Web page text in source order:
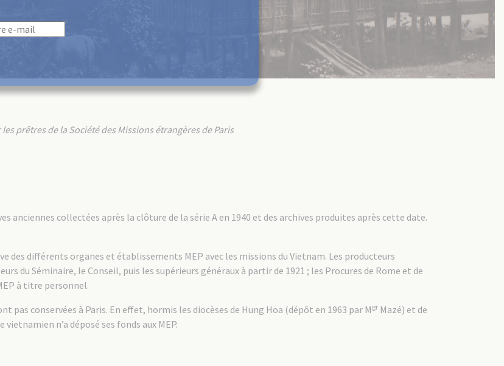
prêtres de la Société des Missions étrangères de Paris
anciennes collectées après la clôture de la série A en 1940 et des archives produites après cette date.
des différents organes et établissements MEP avec les missions du Vietnam. Les producteurs
du Séminaire, le Conseil, puis les supérieurs généraux à partir de 1921 ; les Procures de Rome et de
à titre personnel.
pas conservées à Paris. En effet, hormis les diocèses de Hung Hoa (dépôt en 1963 par M grMazé) et de
vietnamien n’a déposé ses fonds aux MEP.